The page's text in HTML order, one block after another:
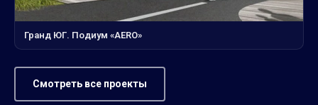
Гранд ЮГ. Подиум «AERO»
Смотреть все проекты